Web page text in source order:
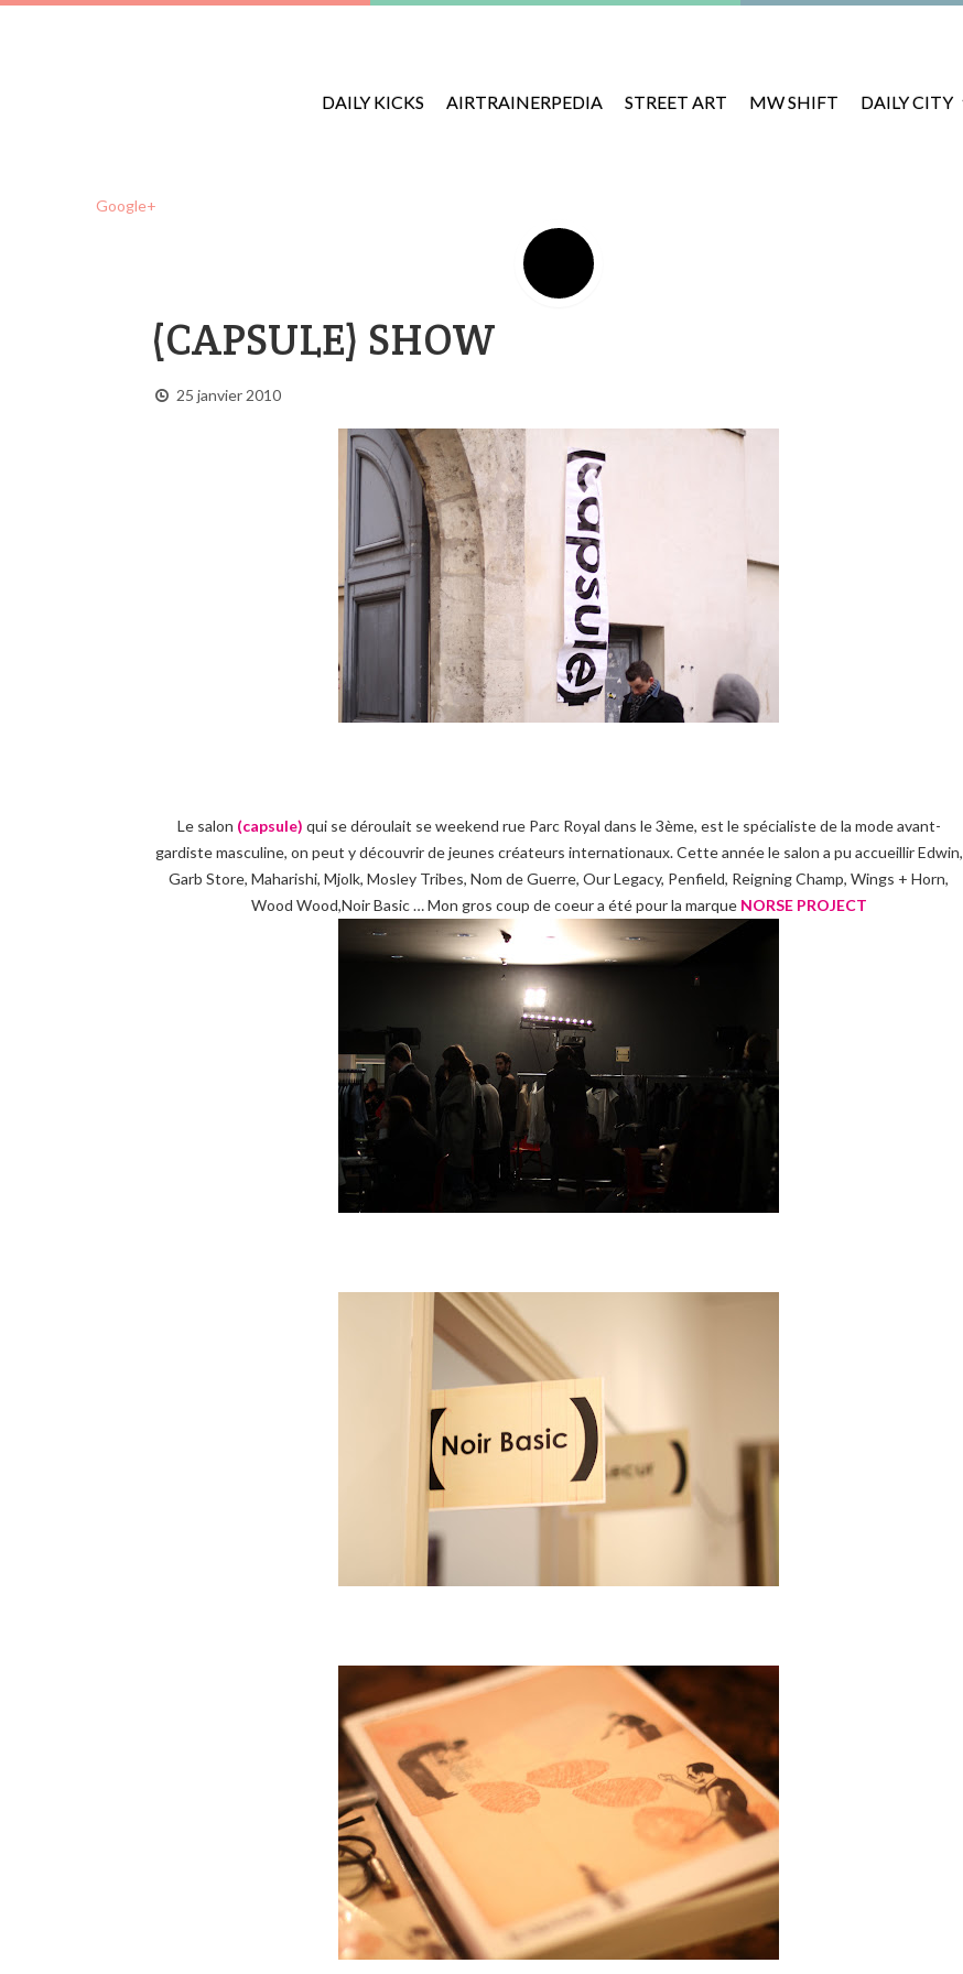
DAILY KICKS AIRTRAINERPEDIA STREET ART MW SHIFT DAILY CITY
Google+
(CAPSULE) SHOW
25 janvier 2010
Le salon (capsule) qui se déroulait se weekend rue Parc Royal dans le 3ème, est le spécialiste de la mode avant-
gardiste masculine, on peut y découvrir de jeunes créateurs internationaux. Cette année le salon a pu accueillir Edwin,
Garb Store, Maharishi, Mjolk, Mosley Tribes, Nom de Guerre, Our Legacy, Penfield, Reigning Champ, Wings + Horn,
Wood Wood,Noir Basic … Mon gros coup de coeur a été pour la marque NORSE PROJECT